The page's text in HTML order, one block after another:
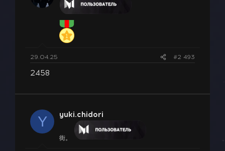
29.04.25 #2 493
2458
Y yuki.chidori
街。